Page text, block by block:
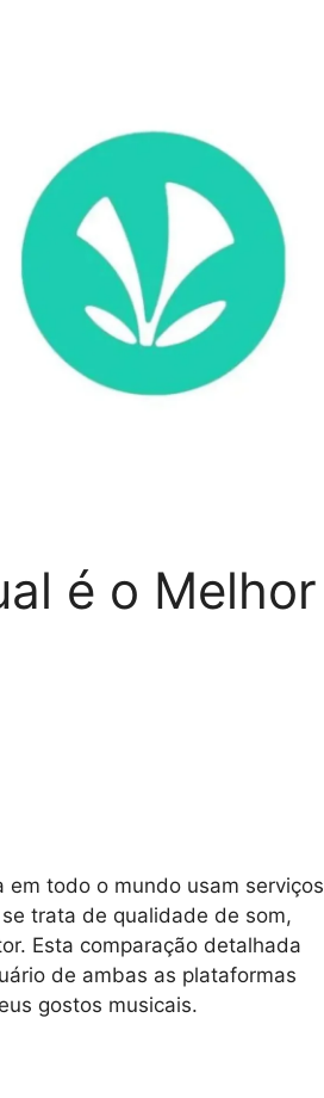
é o Melhor
todo o mundo usam serviços
trata de qualidade de som,
Esta comparação detalhada
de ambas as plataformas
gostos musicais.